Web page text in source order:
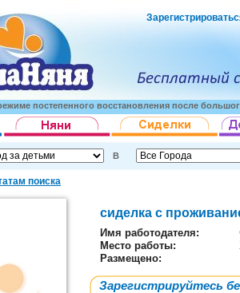
постепенного восстановления после
В
поиска
сиделка с
Имя работодателя:
Место работы:
Размещено:
Зарегистрируйтесь